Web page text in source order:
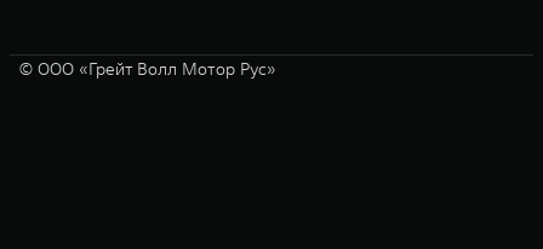
© ООО «Грейт Волл Мотор Рус»